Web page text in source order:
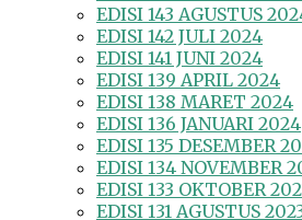
EDISI 143 AGUSTUS
EDISI 142 JULI 2024
EDISI 141 JUNI 2024
EDISI 139 APRIL 2024
EDISI 138 MARET 2024
EDISI 136 JANUARI 2024
EDISI 135 DESEMBER
EDISI 134 NOVEMBER
EDISI 133 OKTOBER
EDISI 131 AGUSTUS